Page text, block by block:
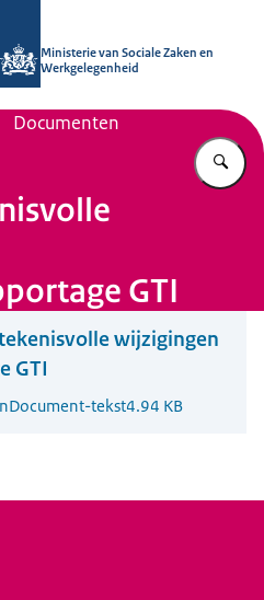
Ministerie van Sociale Zaken en
Werkgelegenheid
Documenten
GTI
wijzigingen
GTI
tekst4.94 KB